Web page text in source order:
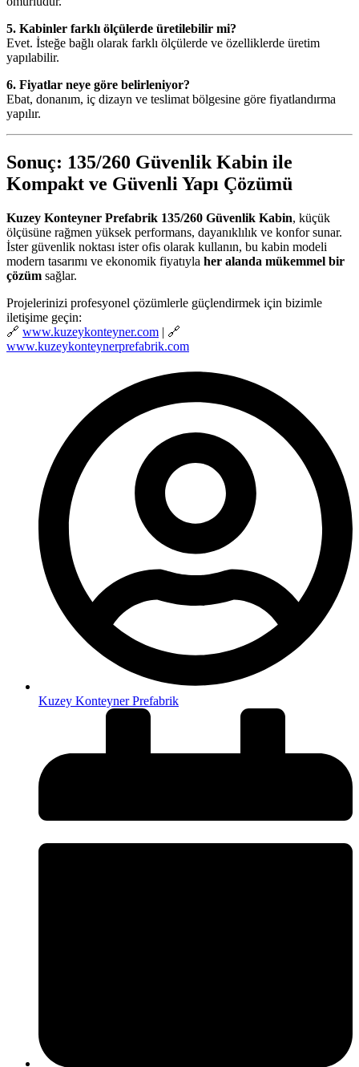
5. Kabinler farklı ölçülerde üretilebilir mi?
Evet. İsteğe bağlı olarak farklı ölçülerde ve özelliklerde üretim
yapılabilir.
6. Fiyatlar neye göre belirleniyor?
Ebat, donanım, iç dizayn ve teslimat bölgesine göre fiyatlandırma
yapılır.
Sonuç: 135/260 Güvenlik Kabin ile
Kompakt ve Güvenli Yapı Çözümü
Kuzey Konteyner Prefabrik 135/260 Güvenlik Kabin, küçük
ölçüsüne rağmen yüksek performans, dayanıklılık ve konfor sunar.
İster güvenlik noktası ister ofis olarak kullanın, bu kabin modeli
modern tasarımı ve ekonomik fiyatıyla her alanda mükemmel bir
çözüm sağlar.
Projelerinizi profesyonel çözümlerle güçlendirmek için bizimle
iletişime geçin:
🔗 www.kuzeykonteyner.com | 🔗
www.kuzeykonteynerprefabrik.com
Kuzey Konteyner Prefabrik